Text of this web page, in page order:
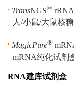
TransNGS®
人/小鼠/大鼠核
MagicPure®
mRNA纯化试剂
RNA建库试剂盒